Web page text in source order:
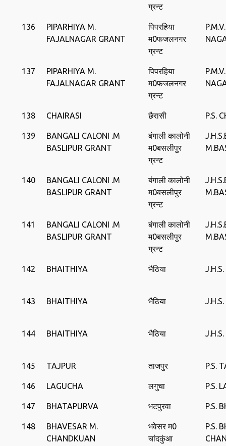
ग्रन्ट
136
PIPARHIYA M.
FAJALNAGAR GRANT
पिपरहिया
म0फजलनगर
ग्रन्ट
137
PIPARHIYA M.
FAJALNAGAR GRANT
पिपरहिया
म0फजलनगर
ग्रन्ट
138 CHAIRASI छैरासी P.S.
139
BANGALI CALONI .M
BASLIPUR GRANT
बंगाली कालोनी
म0बसलीपुर
ग्रन्ट
140
BANGALI CALONI .M
BASLIPUR GRANT
बंगाली कालोनी
म0बसलीपुर
ग्रन्ट
141
BANGALI CALONI .M
BASLIPUR GRANT
बंगाली कालोनी
म0बसलीपुर
ग्रन्ट
142 BHAITHIYA भैठिया
143 BHAITHIYA भैठिया
144 BHAITHIYA भैठिया
145 TAJPUR ताजपुर P.S.
146 LAGUCHA लगुचा P.S.
147 BHATAPURVA भटपुरवा P.S.
148
BHAVESAR M.
CHANDKUAN
भवेसर म0
चांदकुंआ
P.S.